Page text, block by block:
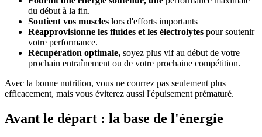
du début à la fin.
Soutient vos muscles lors d'efforts importants
Réapprovisionne les fluides et les électrolytes pour soutenir
votre performance.
Récupération optimale, soyez plus vif au début de votre
prochain entraînement ou de votre prochaine compétition.
Avec la bonne nutrition, vous ne courrez pas seulement plus
efficacement, mais vous éviterez aussi l'épuisement prématuré.
Avant le départ : la base de l'énergie